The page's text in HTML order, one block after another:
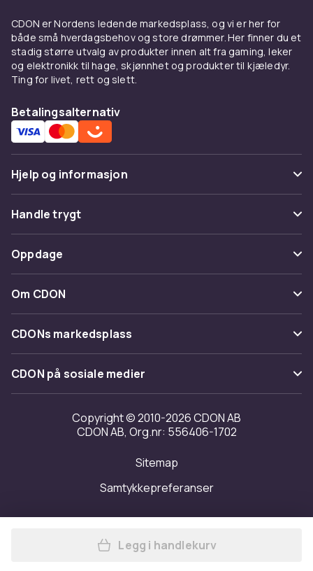
CDON er Nordens ledende markedsplass, og vi er her for
både små hverdagsbehov og store drømmer. Her finner du et
stadig større utvalg av produkter innen alt fra gaming, leker
og elektronikk til hage, skjønnhet og produkter til kjæledyr.
Ting for livet, rett og slett.
Betalingsalternativ
Hjelp og informasjon
Vanlige spørsmål
Spor pakke
Angre & returner her
Kontakt oss
Handle trygt
Betaling
Levering
Tilbakekallinger
Oppdage
Kategorier
Varemerker
Om CDON
Om oss
Kundeanmeldelser
Jobbe på CDON
Investor relations
Tilgjengelighet
CDONs markedsplass
Merchant Help Center
CDON på sosiale medier
Copyright © 2010-2026 CDON AB
CDON AB, Org.nr: 556406-1702
Sitemap
Samtykkepreferanser
Legg Bilhundebelte
Legg i handlekurv